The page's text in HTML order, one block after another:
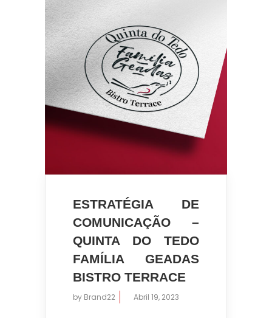
ESTRATÉGIA DE
COMUNICAÇÃO –
QUINTA DO TEDO
FAMÍLIA GEADAS
BISTRO TERRACE
by Brand22 Abril 19, 2023